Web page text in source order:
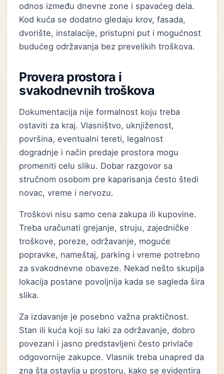
odnos između dnevne zone i spavaćeg dela.
Kod kuća se dodatno gledaju krov, fasada,
dvorište, instalacije, pristupni put i mogućnost
budućeg održavanja bez prevelikih troškova.
Provera prostora i
svakodnevnih troškova
Dokumentacija nije formalnost koju treba
ostaviti za kraj. Vlasništvo, uknjiženost,
površina, eventualni tereti, legalnost
dogradnje i način predaje prostora mogu
promeniti celu sliku. Dobar razgovor sa
stručnom osobom pre kaparisanja često štedi
novac, vreme i nervozu.
Troškovi nisu samo cena zakupa ili kupovine.
Treba uračunati grejanje, struju, zajedničke
troškove, poreze, održavanje, moguće
popravke, nameštaj, parking i vreme potrebno
za svakodnevne obaveze. Nekad nešto skuplja
lokacija postane povoljnija kada se sagleda šira
slika.
Za izdavanje je posebno važna praktičnost.
Stan ili kuća koji su laki za održavanje, dobro
povezani i jasno predstavljeni često privlače
odgovornije zakupce. Vlasnik treba unapred da
zna šta ostavlja u prostoru, kako se evidentira